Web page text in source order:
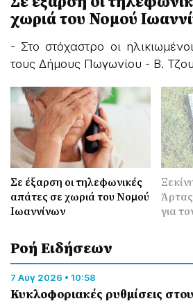
χωριά του Νομού
- Στο στόχαστρο οι
τους Δήμους Πωγωνίου - Β.
Σε έξαρση οι τηλεφωνικές
απάτες σε χωριά του Νομού
Ιωαννίνων
Άρτας
για
Ροή Eιδήσεων
7 Αύγ 2026 • 10:58
Κυκλοφοριακές ρυθμίσεις